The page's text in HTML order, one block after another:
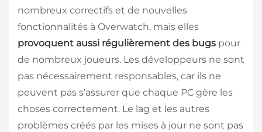
nombreux correctifs et de nouvelles
fonctionnalités à Overwatch, mais elles
provoquent aussi régulièrement des bugs pour
de nombreux joueurs. Les développeurs ne sont
pas nécessairement responsables, car ils ne
peuvent pas s’assurer que chaque PC gère les
choses correctement. Le lag et les autres
problèmes créés par les mises à jour ne sont pas